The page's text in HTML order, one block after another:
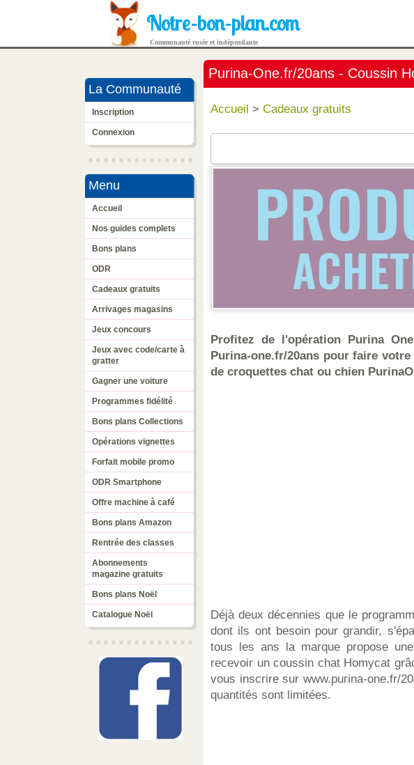
Notre-bon-plan.com
Communauté rusée et indépendante
La Communauté
Inscription
Connexion
Menu
Accueil
Nos guides complets
Bons plans
ODR
Cadeaux gratuits
Arrivages magasins
Jeux concours
Jeux avec code/carte à
gratter
Gagner une voiture
Programmes fidélité
Bons plans Collections
Opérations vignettes
Forfait mobile promo
ODR Smartphone
Offre machine à café
Bons plans Amazon
Rentrée des classes
Abonnements
magazine gratuits
Bons plans Noël
Catalogue Noël
Purina-One.fr/20ans - Coussin
Accueil > Cadeaux gratuits
Profitez de l'opération Purina
Purina-one.fr/20ans pour faire
de croquettes chat ou chien
Déjà deux décennies que le
dont ils ont besoin pour grandir,
tous les ans la marque propose
recevoir un coussin chat Homycat
vous inscrire sur www.purina-one.fr/
quantités sont limitées.